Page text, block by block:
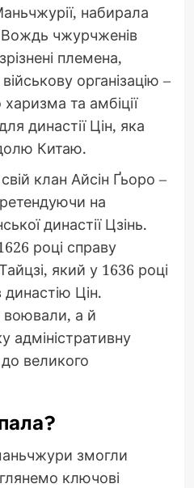
набирала
чжурчженів
племена,
організацію –
та амбіції
династії Цін, яка
Китаю.
клан Айсін Ґьоро –
на
династії Цзінь.
році справу
який у 1636 році
династію Цін.
а й
адміністративну
великого
змогли
ключові